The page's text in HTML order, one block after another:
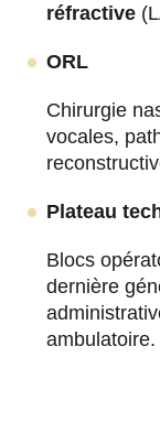
réfractive
ORL
Chirurgie
vocales,
Plateau
Blocs
dernière
ambulatoire.